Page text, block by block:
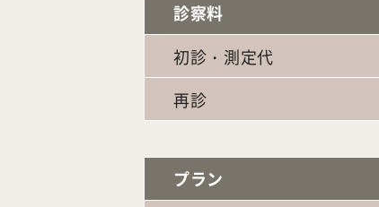
診察料
初診・測定代
再診
プラン